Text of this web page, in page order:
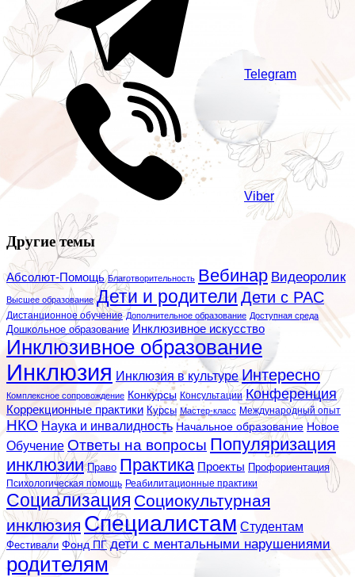
Telegram
Viber
Другие темы
Абсолют-Помощь Благотворительность Вебинар Видеоролик
Высшее образование Дети и родители Дети с РАС
Дистанционное обучение Дополнительное образование Доступная среда
Дошкольное образование Инклюзивное искусство
Инклюзивное образование
Инклюзия Инклюзия в культуре Интересно
Комплексное сопровождение Конкурсы Консультации Конференция
Коррекционные практики Курсы Мастер-класс Международный опыт
НКО Наука и инвалидность Начальное образование Новое
Обучение Ответы на вопросы Популяризация
инклюзии Право Практика Проекты Профориентация
Психологическая помощь Реабилитационные практики
Социализация Социокультурная
инклюзия Специалистам Студентам
Фестивали Фонд ПГ дети с ментальными нарушениями
родителям